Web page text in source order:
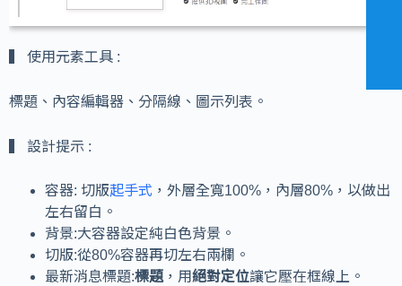
▍ 使用元素工具 :
標題、內容編輯器、分隔線、圖示列表。
▍ 設計提示 :
容器: 切版起手式 ，外層全寬100%，內層80%，以做出
左右留白。
背景:大容器設定純白色背景。
切版:從80%容器再切左右兩欄。
最新消息標題:標題 ，用絕對定位讓它壓在框線上。